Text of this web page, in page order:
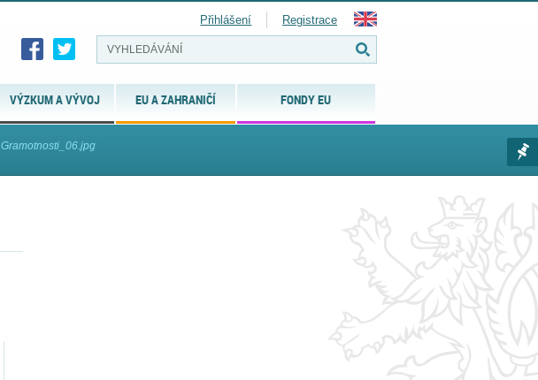
VÝZKUM A VÝVOJ EU A ZAHRANIČÍ FONDY EU
Přihlášení Registrace
Gramotnosti_06.jpg